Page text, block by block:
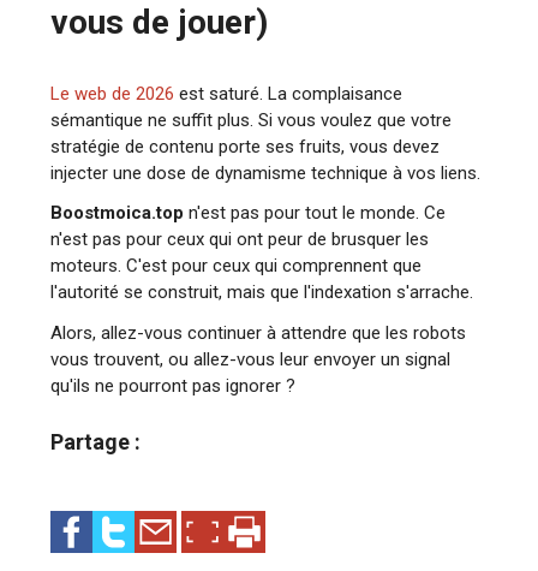
vous de jouer)
Le web de 2026 est saturé. La complaisance
sémantique ne suffit plus. Si vous voulez que votre
stratégie de contenu porte ses fruits, vous devez
injecter une dose de dynamisme technique à vos liens.
Boostmoica.top n'est pas pour tout le monde. Ce
n'est pas pour ceux qui ont peur de brusquer les
moteurs. C'est pour ceux qui comprennent que
l'autorité se construit, mais que l'indexation s'arrache.
Alors, allez-vous continuer à attendre que les robots
vous trouvent, ou allez-vous leur envoyer un signal
qu'ils ne pourront pas ignorer ?
Partage :